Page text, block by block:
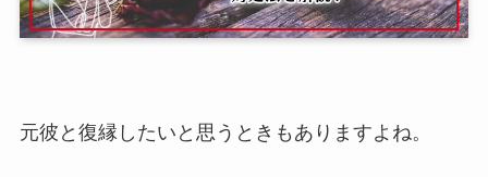
元彼と復縁したいと思うときもありますよね。